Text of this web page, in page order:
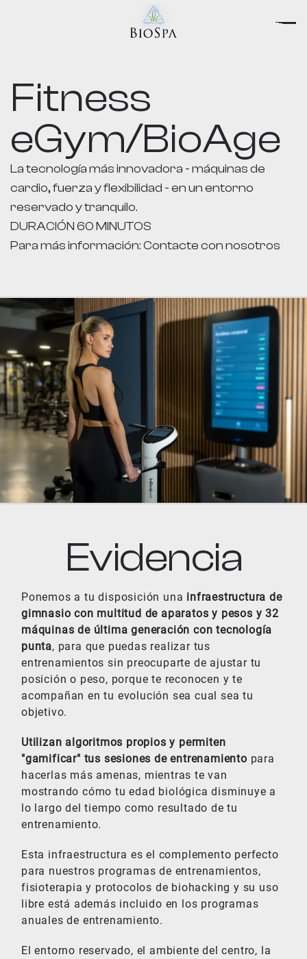
Fitness
eGym/BioAge
La tecnología más innovadora - máquinas de
cardio, fuerza y flexibilidad - en un entorno
reservado y tranquilo.
DURACIÓN 60 MINUTOS
Para más información:Contacte con nosotros
Evidencia
Ponemos a tu disposición una infraestructura de
gimnasio con multitud de aparatos y pesos y 32
máquinas de última generación con tecnología
punta, para que puedas realizar tus
entrenamientos sin preocuparte de ajustar tu
posición o peso, porque te reconocen y te
acompañan en tu evolución sea cual sea tu
objetivo.
Utilizan algoritmos propios y permiten
"gamificar" tus sesiones de entrenamiento para
hacerlas más amenas, mientras te van
mostrando cómo tu edad biológica disminuye a
lo largo del tiempo como resultado de tu
entrenamiento.
Esta infraestructura es el complemento perfecto
para nuestros programas de entrenamientos,
fisioterapia y protocolos de biohacking y su uso
libre está además incluido en los programas
anuales de entrenamiento.
El entorno reservado, el ambiente del centro, la